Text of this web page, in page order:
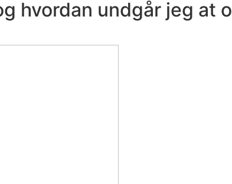
hvordan undgår jeg at